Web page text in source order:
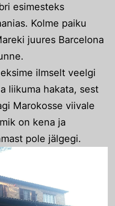
esimesteks
Kolme paiku
juures Barcelona
ilmselt veelgi
liikuma hakata, sest
Marokosse viivale
on kena ja
pole jälgegi.